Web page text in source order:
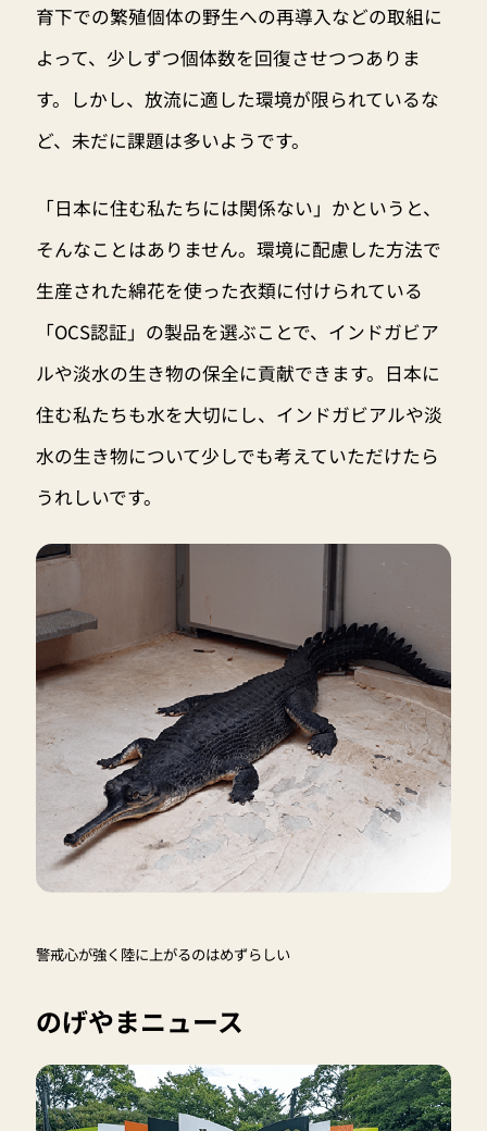
育下での繁殖個体の野生への再導入などの取組に
よって、少しずつ個体数を回復させつつありま
す。しかし、放流に適した環境が限られているな
ど、未だに課題は多いようです。
「日本に住む私たちには関係ない」かというと、
そんなことはありません。環境に配慮した方法で
生産された綿花を使った衣類に付けられている
「OCS認証」の製品を選ぶことで、インドガビア
ルや淡水の生き物の保全に貢献できます。日本に
住む私たちも水を大切にし、インドガビアルや淡
水の生き物について少しでも考えていただけたら
うれしいです。
警戒心が強く陸に上がるのはめずらしい
のげやまニュース